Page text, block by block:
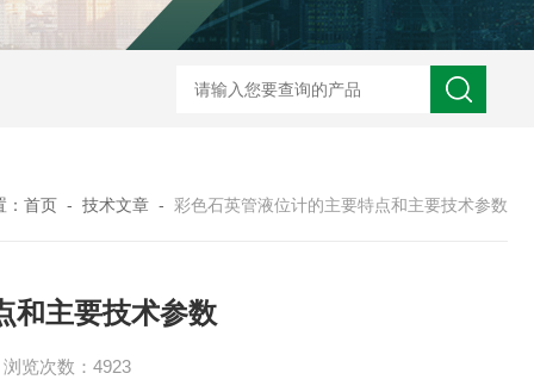
ZW2088卫生型压力变送器 ZW2088通用型压力变送器 ZW2088耐高
首页 - 技术文章 - 彩色石英管液位计的主要特点和主要技术参数
和主要技术参数
浏览次数：4923